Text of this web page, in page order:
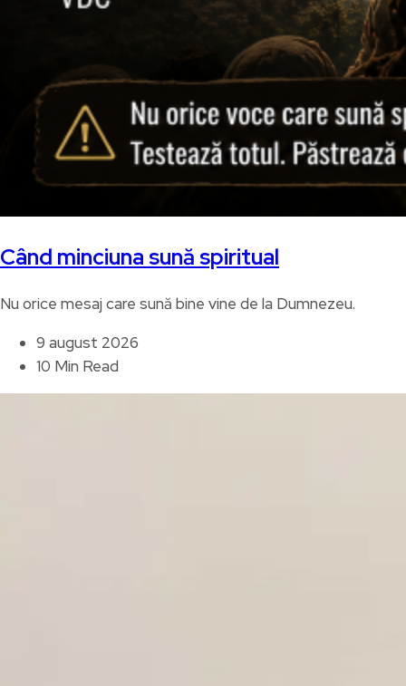
Când minciuna sună spiritual
Nu orice mesaj care sună bine vine de la Dumnezeu.
9 august 2026
10 Min Read